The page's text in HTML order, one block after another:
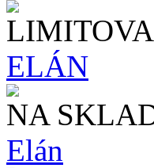
ELÁN
NA
Elán